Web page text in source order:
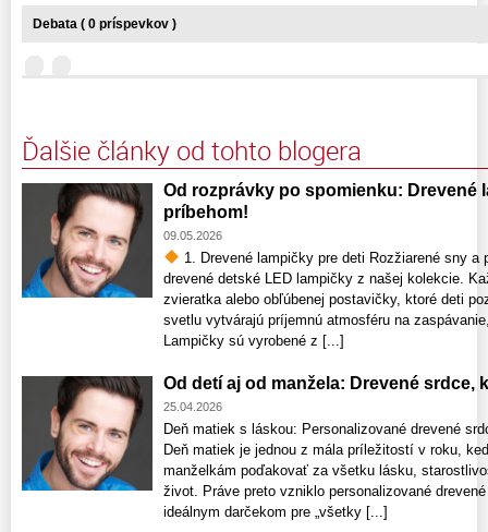
Debata ( 0 príspevkov )
Ďalšie články od tohto blogera
Od rozprávky po spomienku: Drevené
príbehom!
09.05.2026
1. Drevené lampičky pre deti Rozžiarené sny a
drevené detské LED lampičky z našej kolekcie.
zvieratka alebo obľúbenej postavičky, ktoré deti
svetlu vytvárajú príjemnú atmosféru na
Lampičky sú vyrobené z [...]
Od detí aj od manžela: Drevené srdce,
25.04.2026
Deň matiek s láskou: Personalizované drevené
Deň matiek je jednou z mála príležitostí v roku,
manželkám poďakovať za všetku lásku,
život. Práve preto vzniklo personalizované
ideálnym darčekom pre „všetky [...]